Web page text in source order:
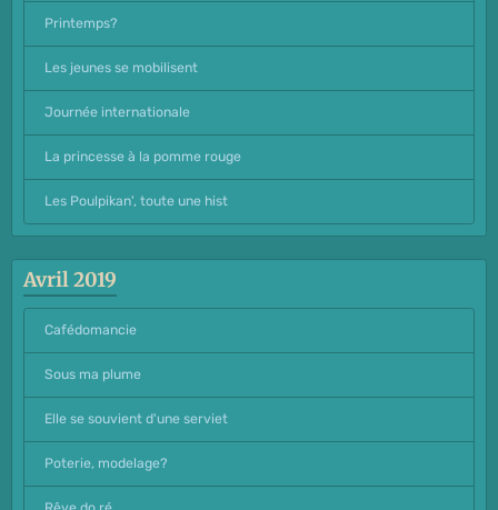
Printemps?
Les jeunes se mobilisent
Journée internationale
La princesse à la pomme rouge
Les Poulpikan', toute une hist
Avril 2019
Cafédomancie
Sous ma plume
Elle se souvient d'une serviet
Poterie, modelage?